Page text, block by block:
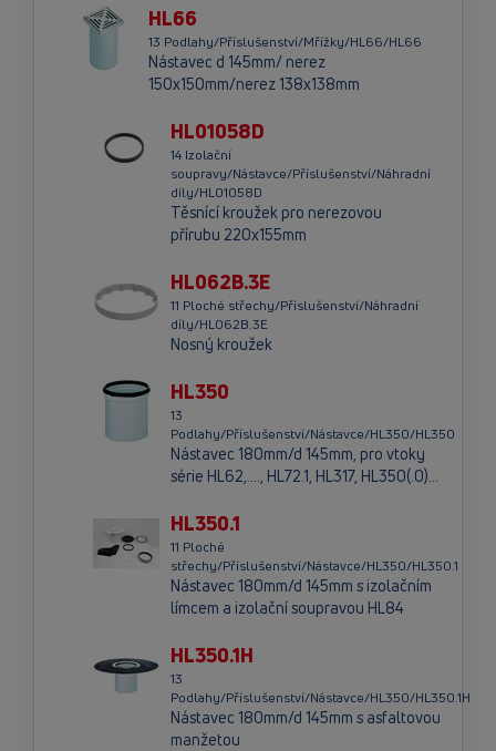
HL66
13 Podlahy/Příslušenství/Mřížky/HL66/HL66
Nástavec d 145mm/ nerez
150x150mm/nerez 138x138mm
HL01058D
14 Izolační
soupravy/Nástavce/Příslušenství/Náhradní
díly/HL01058D
Těsnící kroužek pro nerezovou
přírubu 220x155mm
HL062B.3E
11 Ploché střechy/Příslušenství/Náhradní
díly/HL062B.3E
Nosný kroužek
HL350
13
Podlahy/Příslušenství/Nástavce/HL350/HL350
Nástavec 180mm/d 145mm, pro vtoky
série HL62,...., HL72.1, HL317, HL350(.0)…
HL350.1
11 Ploché
střechy/Příslušenství/Nástavce/HL350/HL350.1
Nástavec 180mm/d 145mm s izolačním
límcem a izolační soupravou HL84
HL350.1H
13
Podlahy/Příslušenství/Nástavce/HL350/HL350.1H
Nástavec 180mm/d 145mm s asfaltovou
manžetou